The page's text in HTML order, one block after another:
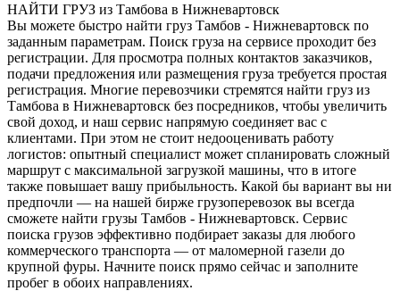
НАЙТИ ГРУЗ из Тамбова в Нижневартовск
Вы можете быстро найти груз Тамбов - Нижневартовск по
заданным параметрам. Поиск груза на сервисе проходит без
регистрации. Для просмотра полных контактов заказчиков,
подачи предложения или размещения груза требуется простая
регистрация. Многие перевозчики стремятся найти груз из
Тамбова в Нижневартовск без посредников, чтобы увеличить
свой доход, и наш сервис напрямую соединяет вас с
клиентами. При этом не стоит недооценивать работу
логистов: опытный специалист может спланировать сложный
маршрут с максимальной загрузкой машины, что в итоге
также повышает вашу прибыльность. Какой бы вариант вы ни
предпочли — на нашей бирже грузоперевозок вы всегда
сможете найти грузы Тамбов - Нижневартовск. Сервис
поиска грузов эффективно подбирает заказы для любого
коммерческого транспорта — от маломерной газели до
крупной фуры. Начните поиск прямо сейчас и заполните
пробег в обоих направлениях.